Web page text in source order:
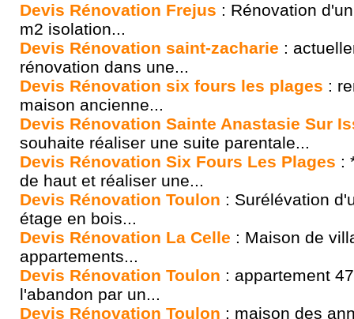
Devis Rénovation Frejus : Rénovation
m2 isolation...
Devis Rénovation saint-zacharie :
rénovation dans une...
Devis Rénovation six fours les plages :
maison ancienne...
Devis Rénovation Sainte Anastasie Sur
souhaite réaliser une suite parentale...
Devis Rénovation Six Fours Les Plages :
de haut et réaliser une...
Devis Rénovation Toulon : Surélévation
étage en bois...
Devis Rénovation La Celle : Maison de
appartements...
Devis Rénovation Toulon : appartement
l'abandon par un...
Devis Rénovation Toulon : maison des